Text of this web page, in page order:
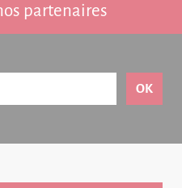
partenaires